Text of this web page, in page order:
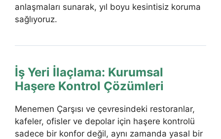
anlaşmaları sunarak, yıl boyu kesintisiz koruma
sağlıyoruz.
İş Yeri İlaçlama: Kurumsal
Haşere Kontrol Çözümleri
Menemen Çarşısı ve çevresindeki restoranlar,
kafeler, ofisler ve depolar için haşere kontrolü
sadece bir konfor değil, aynı zamanda yasal bir